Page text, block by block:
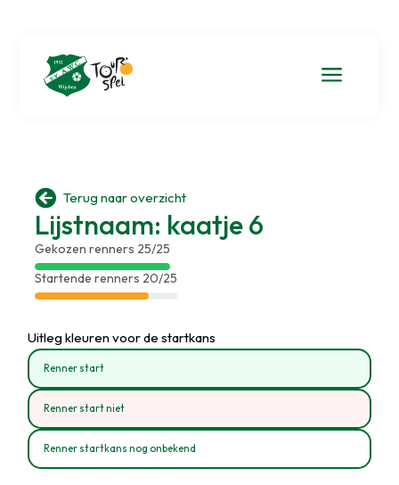
a
 Terug naar overzicht
Lijstnaam: kaatje 6
Gekozen renners 25/25
Startende renners 20/25
Uitleg kleuren voor de startkans
Renner start
Renner start niet
Renner startkans nog onbekend